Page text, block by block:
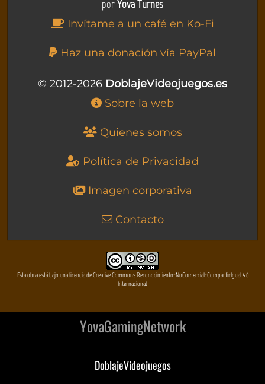
porYova Turnes
Invítame a un café en Ko-Fi
Haz una donación vía PayPal
© 2012-2026 DoblajeVideojuegos.es
Sobre la web
Quienes somos
Política de Privacidad
Imagen corporativa
Contacto
Esta obra está bajo una licencia de Creative Commons Reconocimiento-NoComercial-CompartirIgual 4.0
Internacional
YovaGamingNetwork
DoblajeVideojuegos